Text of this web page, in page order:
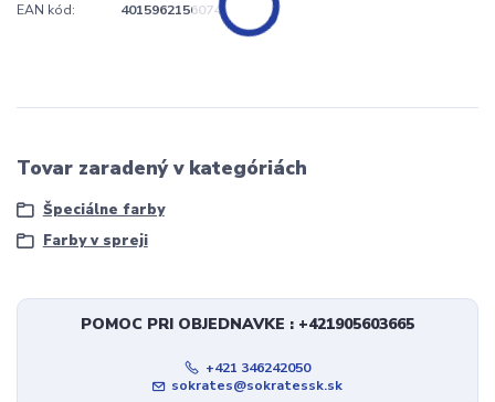
EAN kód: 4015962156074
Tovar zaradený v kategóriách
Špeciálne farby
Farby v spreji
POMOC PRI OBJEDNAVKE : +421905603665
+421 346242050
sokrates@sokratessk.sk